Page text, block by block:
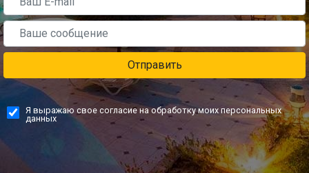
Отправить
Я выражаю свое согласие на обработку моих персональных
данных